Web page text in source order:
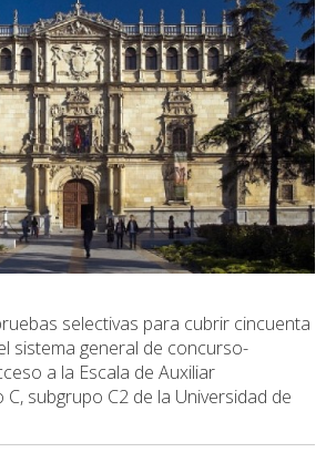
selectivas para cubrir cincuenta
sistema general de concurso-
a la Escala de Auxiliar
subgrupo C2 de la Universidad de